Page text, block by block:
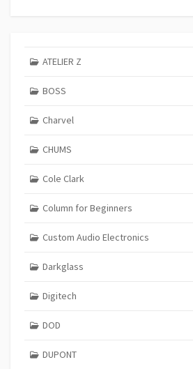
ATELIER Z
BOSS
Charvel
CHUMS
Cole Clark
Column for Beginners
Custom Audio Electronics
Darkglass
Digitech
DOD
DUPONT